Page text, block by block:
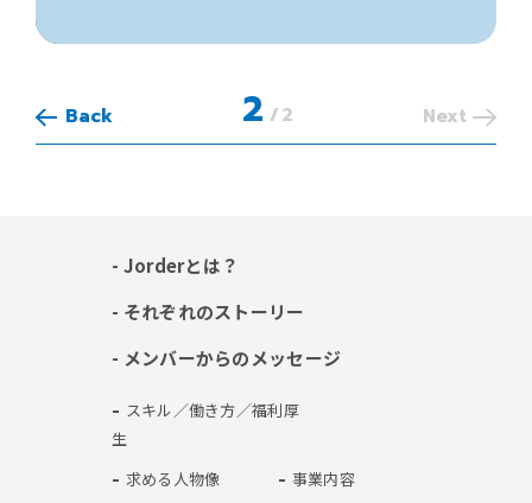
Back 2 /2 Next
- Jorderとは？
- それぞれのストーリー
- メンバーからのメッセージ
- スキル／働き方／福利厚
生
- 求める人物像
- 事業内容